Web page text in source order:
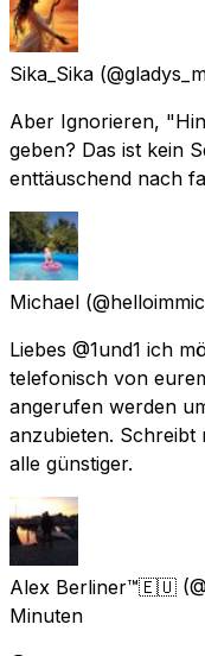
Sika_Sika
Aber Ignorieren,
geben? Das ist kein
enttäuschend nach
Michael
Liebes @1und1 ich
telefonisch von
angerufen werden
anzubieten. Schreibt
alle günstiger.
Alex Berliner™🇪🇺
Minuten